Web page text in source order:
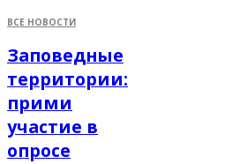
ВСЕ НОВОСТИ
Заповедные
территории:
прими
участие в
опросе